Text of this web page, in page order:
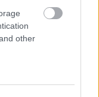
other